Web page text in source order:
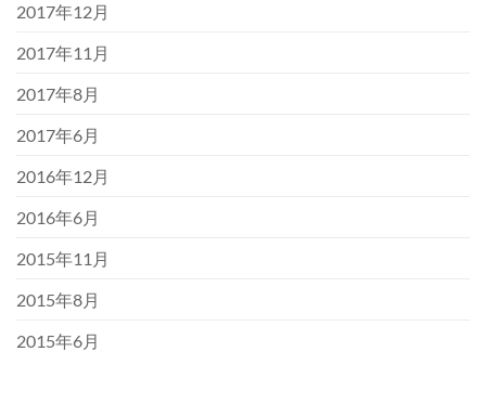
2017年12月
2017年11月
2017年8月
2017年6月
2016年12月
2016年6月
2015年11月
2015年8月
2015年6月